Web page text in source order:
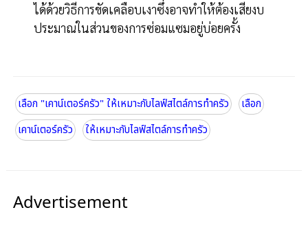
ได้ด้วยวิธีการขัดเคลือบเงาซึ่งอาจทำให้ต้องเสียงบ
ประมาณในส่วนของการซ่อมแซมอยู่บ่อยครั้ง
เลือก "เคาน์เตอร์ครัว" ให้เหมาะกับไลฟ์สไตล์การทำครัว
เลือก
เคาน์เตอร์ครัว
ให้เหมาะกับไลฟ์สไตล์การทำครัว
Advertisement